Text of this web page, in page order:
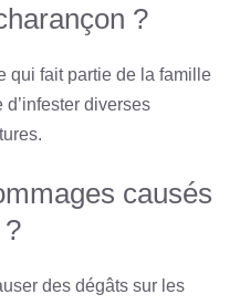
?
qui fait partie de la famille
diverses
causés
des dégâts sur les